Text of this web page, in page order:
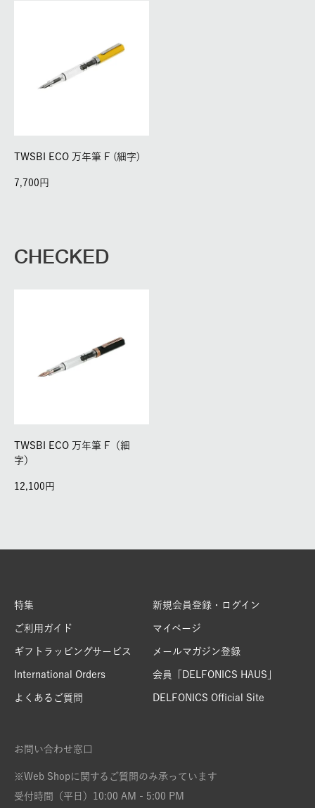
TWSBI ECO 万年筆 F (細字)
7,700
CHECKED
TWSBI ECO 万年筆 F（細
字）
12,100
特集
ご利用ガイド
ギフトラッピングサービス
International Orders
よくあるご質問
新規会員登録・ログイン
マイページ
メールマガジン登録
会員「DELFONICS HAUS」
DELFONICS Official Site
お問い合わせ窓口
※Web Shopに関するご質問のみ承っています
受付時間（平日）10:00 AM - 5:00 PM